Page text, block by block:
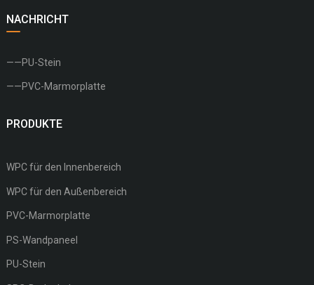
NACHRICHT
——PU-Stein
——PVC-Marmorplatte
PRODUKTE
WPC für den Innenbereich
WPC für den Außenbereich
PVC-Marmorplatte
PS-Wandpaneel
PU-Stein